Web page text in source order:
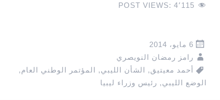
POST VIEWS: 4٬115
6 مايو، 2014
رامز رمضان النويصري
أحمد معيتيق, الشأن الليبي, المؤتمر الوطني العام,
الوضع الليبي, رئيس وزراء ليبيا